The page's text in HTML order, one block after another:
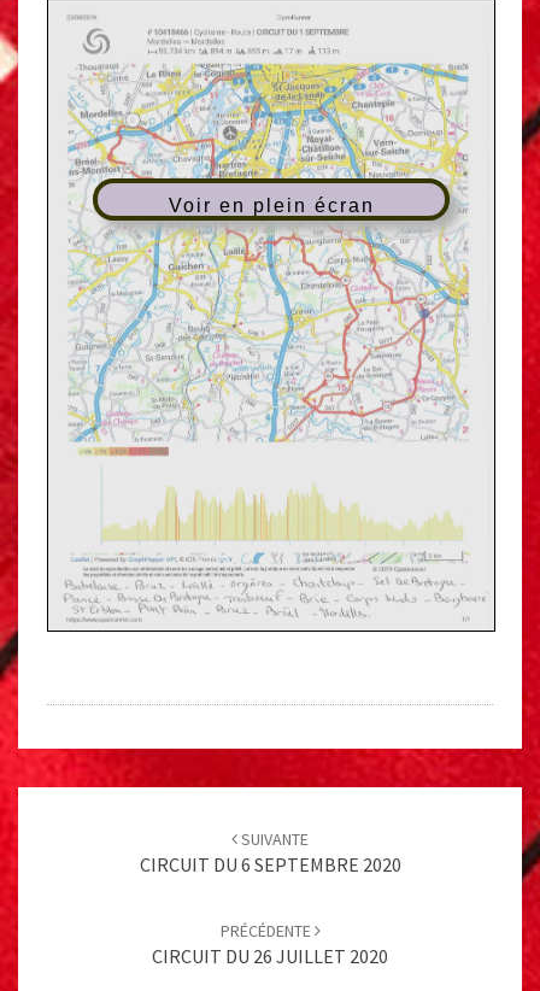
Voir en plein écran
SUIVANTE
CIRCUIT DU 6 SEPTEMBRE 2020
PRÉCÉDENTE
CIRCUIT DU 26 JUILLET 2020